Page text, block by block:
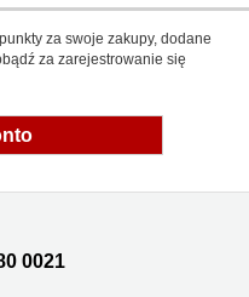
za swoje zakupy, dodane
za zarejestrowanie się
0021